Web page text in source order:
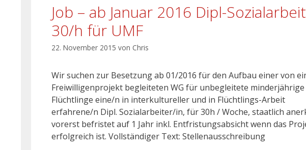
Job – ab Januar 2016 Dipl-
30/h für UMF
22. November 2015 von Chris
Wir suchen zur Besetzung ab 01/2016 für den Aufbau einer von
Freiwilligenprojekt begleiteten WG für unbegleitete minderjährige
Flüchtlinge eine/n in interkultureller und in Flüchtlings-Arbeit
erfahrene/n Dipl. Sozialarbeiter/in, für 30h / Woche, staatlich
vorerst befristet auf 1 Jahr inkl. Entfristungsabsicht wenn das
erfolgreich ist. Vollständiger Text: Stellenausschreibung